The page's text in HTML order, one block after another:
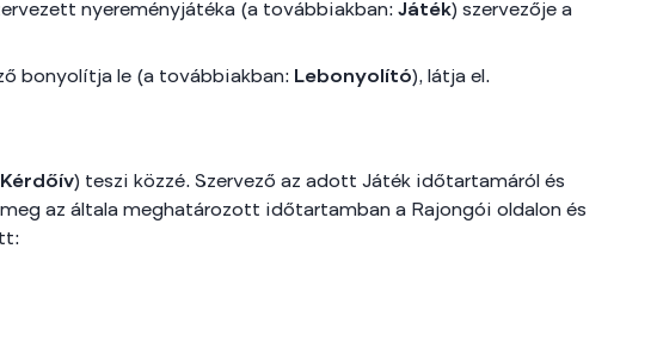
nyereményjátéka (a továbbiakban: Játék) szervezője a
bonyolítja le (a továbbiakban: Lebonyolító), látja el.
Kérdőív) teszi közzé. Szervező az adott Játék időtartamáról és
az általa meghatározott időtartamban a Rajongói oldalon és